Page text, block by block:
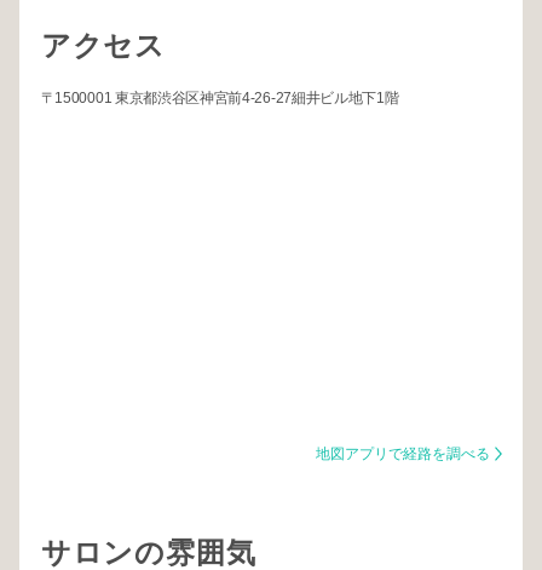
アクセス
〒1500001 東京都渋谷区神宮前4-26-27細井ビル地下1階
地図アプリで経路を調べる
サロンの雰囲気